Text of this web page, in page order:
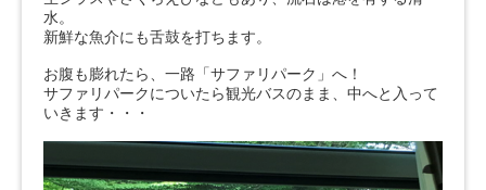
水。
新鮮な魚介にも舌鼓を打ちます。
お腹も膨れたら、一路「サファリパーク」へ！
サファリパークについたら観光バスのまま、中へと入って
いきます・・・